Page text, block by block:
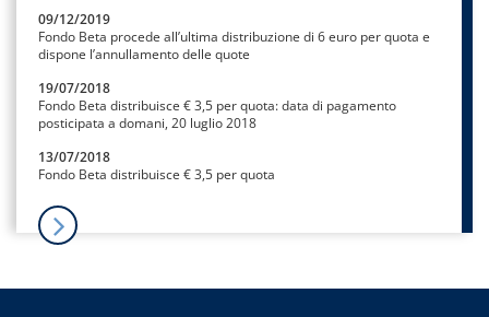
09/12/2019
Fondo Beta procede all’ultima distribuzione di 6 euro per quota e
dispone l’annullamento delle quote
19/07/2018
Fondo Beta distribuisce € 3,5 per quota: data di pagamento
posticipata a domani, 20 luglio 2018
13/07/2018
Fondo Beta distribuisce € 3,5 per quota